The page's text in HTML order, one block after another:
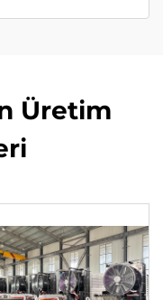
Üretim